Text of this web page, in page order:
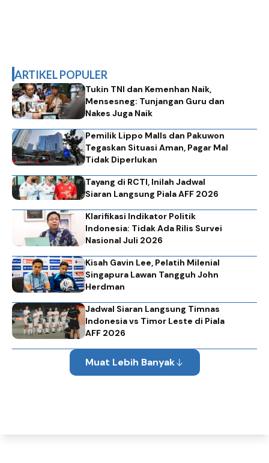
ARTIKEL POPULER
Tukin TNI dan Kemenhan Naik,
Mensesneg: Tunjangan Guru dan
Nakes Juga Naik
Pemilik Lippo Malls dan Pakuwon
Tegaskan Situasi Aman, Pagar Mal
Tidak Diperlukan
Tayang di RCTI, Inilah Jadwal
Siaran Langsung Piala AFF 2026
Klarifikasi Indikator Politik
Indonesia: Tidak Ada Rilis Survei
Nasional Juli 2026
Kisah Gavin Lee, Pelatih Milenial
Singapura Lawan Tangguh John
Herdman
Jadwal Siaran Langsung Timnas
Indonesia vs Timor Leste di Piala
AFF 2026
Muat Lebih Banyak